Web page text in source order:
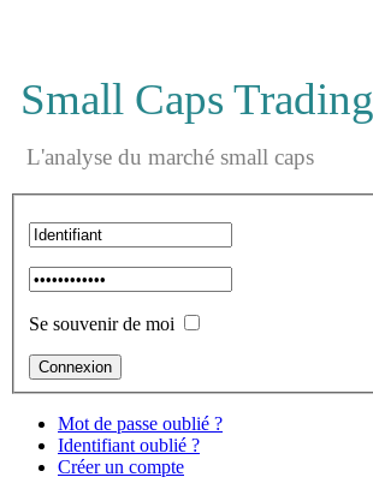
Small Caps Trading
L'analyse du marché small caps
Se souvenir de moi
Mot de passe oublié ?
Identifiant oublié ?
Créer un compte